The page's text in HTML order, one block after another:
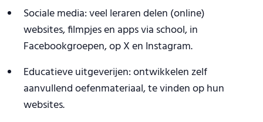
Sociale media: veel leraren delen (online)
websites, filmpjes en apps via school, in
Facebookgroepen, op X en Instagram.
Educatieve uitgeverijen: ontwikkelen zelf
aanvullend oefenmateriaal, te vinden op hun
websites.